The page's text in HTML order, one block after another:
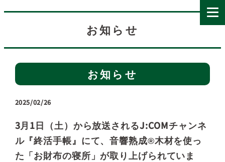
お知らせ
お知らせ
2025/02/26
3月1日（土）から放送されるJ:COMチャンネ
ル『終活手帳』にて、音響熟成®木材を使っ
た「お財布の寝所」が取り上げられていま